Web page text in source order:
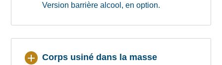
Version barrière alcool, en option.
Corps usiné dans la masse